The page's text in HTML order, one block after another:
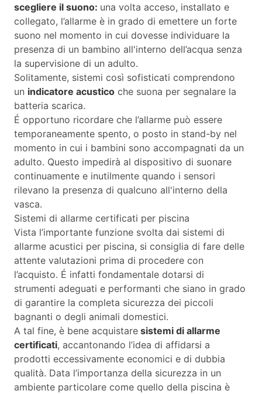
scegliere il suono: una volta acceso, installato e
collegato, l’allarme è in grado di emettere un forte
suono nel momento in cui dovesse individuare la
presenza di un bambino all'interno dell’acqua senza
la supervisione di un adulto.
Solitamente, sistemi così sofisticati comprendono
un indicatore acustico che suona per segnalare la
batteria scarica.
É opportuno ricordare che l’allarme può essere
temporaneamente spento, o posto in stand-by nel
momento in cui i bambini sono accompagnati da un
adulto. Questo impedirà al dispositivo di suonare
continuamente e inutilmente quando i sensori
rilevano la presenza di qualcuno all'interno della
vasca.
Sistemi di allarme certificati per piscina
Vista l’importante funzione svolta dai sistemi di
allarme acustici per piscina, si consiglia di fare delle
attente valutazioni prima di procedere con
l’acquisto. É infatti fondamentale dotarsi di
strumenti adeguati e performanti che siano in grado
di garantire la completa sicurezza dei piccoli
bagnanti o degli animali domestici.
A tal fine, è bene acquistare sistemi di allarme
certificati, accantonando l’idea di affidarsi a
prodotti eccessivamente economici e di dubbia
qualità. Data l’importanza della sicurezza in un
ambiente particolare come quello della piscina è